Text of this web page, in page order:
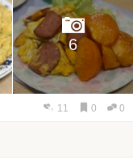
6
11 0 0